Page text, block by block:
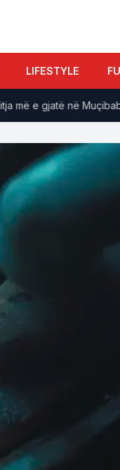
LIFESTYLE
e gjatë në Muçibabë